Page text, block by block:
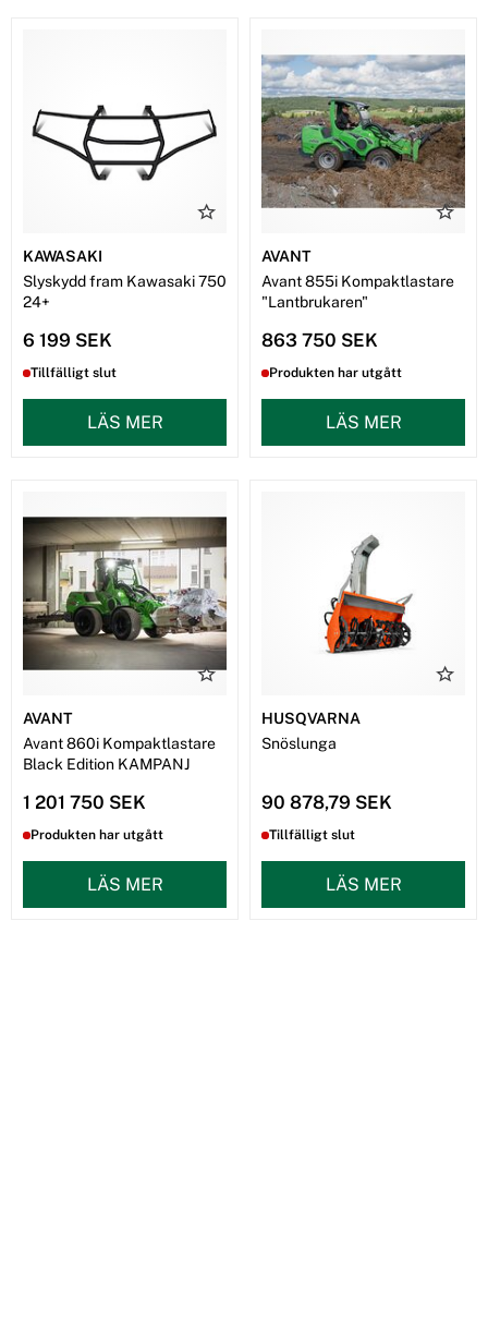
KAWASAKI
Slyskydd fram Kawasaki 750
24+
6 199 SEK
Tillfälligt slut
LÄS MER
AVANT
Avant 855i Kompaktlastare
"Lantbrukaren"
863 750 SEK
Produkten har utgått
LÄS MER
AVANT
Avant 860i Kompaktlastare
Black Edition KAMPANJ
1 201 750 SEK
Produkten har utgått
LÄS MER
HUSQVARNA
Snöslunga
90 878,79 SEK
Tillfälligt slut
LÄS MER